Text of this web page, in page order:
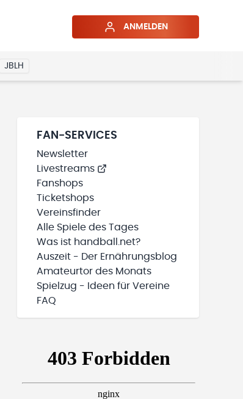
ANMELDEN
JBLH
WIRD GELADEN
HINZUFÜGEN
FAN-SERVICES
Newsletter
Livestreams
Fanshops
Ticketshops
Vereinsfinder
Alle Spiele des Tages
Was ist handball.net?
Auszeit - Der Ernährungsblog
Amateurtor des Monats
Spielzug - Ideen für Vereine
FAQ